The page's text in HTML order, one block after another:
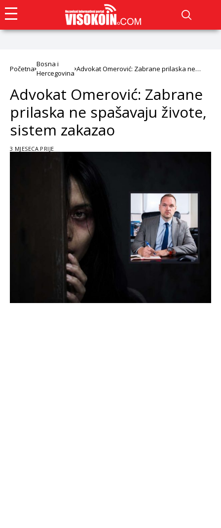
Početna
Bosna i
Hercegovina
Advokat Omerović: Zabrane prilaska ne
Advokat Omerović: Zabrane
prilaska ne spašavaju živote,
sistem zakazao
3 MJESECA PRIJE